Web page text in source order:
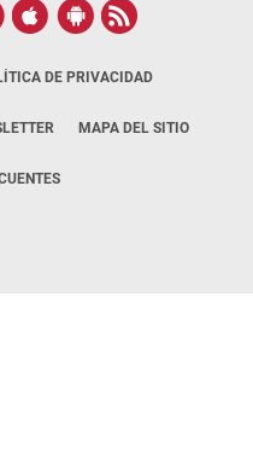
DE PRIVACIDAD
MAPA DEL SITIO